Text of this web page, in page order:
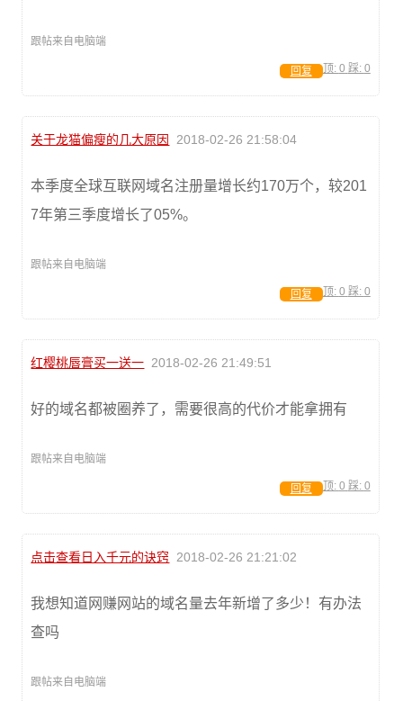
跟帖来自电脑端
顶: 0 踩: 0
回复
关于龙猫偏瘦的几大原因 2018-02-26 21:58:04
本季度全球互联网域名注册量增长约170万个，较201
7年第三季度增长了05%。
跟帖来自电脑端
顶: 0 踩: 0
回复
红樱桃唇膏买一送一 2018-02-26 21:49:51
好的域名都被圈养了，需要很高的代价才能拿拥有
跟帖来自电脑端
顶: 0 踩: 0
回复
点击查看日入千元的诀窍 2018-02-26 21:21:02
我想知道网赚网站的域名量去年新增了多少！有办法
查吗
跟帖来自电脑端